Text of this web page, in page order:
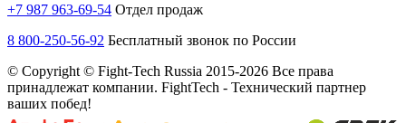
+7 987 963-69-54 Отдел продаж
8 800-250-56-92 Бесплатный звонок по России
© Copyright © Fight-Tech Russia 2015-2026 Все права
принадлежат компании. FightTech - Технический партнер
ваших побед!